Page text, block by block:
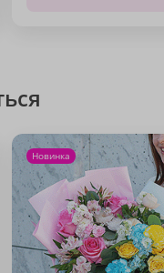
Новинка